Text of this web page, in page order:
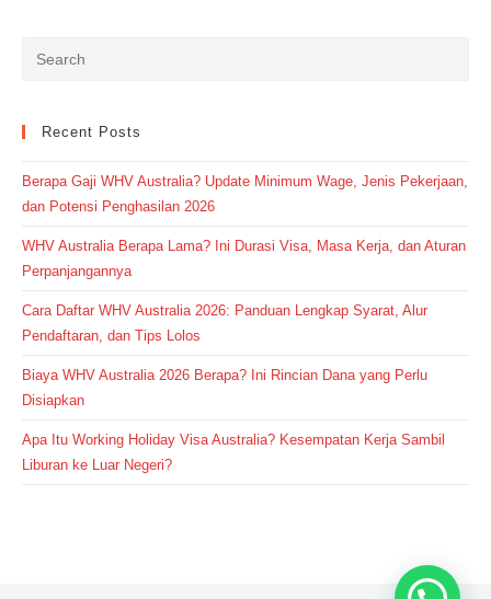
Recent Posts
Berapa Gaji WHV Australia? Update Minimum Wage, Jenis Pekerjaan,
dan Potensi Penghasilan 2026
WHV Australia Berapa Lama? Ini Durasi Visa, Masa Kerja, dan Aturan
Perpanjangannya
Cara Daftar WHV Australia 2026: Panduan Lengkap Syarat, Alur
Pendaftaran, dan Tips Lolos
Biaya WHV Australia 2026 Berapa? Ini Rincian Dana yang Perlu
Disiapkan
Apa Itu Working Holiday Visa Australia? Kesempatan Kerja Sambil
Liburan ke Luar Negeri?